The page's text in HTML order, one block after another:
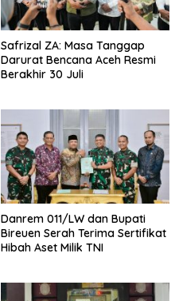
Safrizal ZA: Masa Tanggap
Darurat Bencana Aceh Resmi
Berakhir 30 Juli
Danrem 011/LW dan Bupati
Bireuen Serah Terima Sertifikat
Hibah Aset Milik TNI